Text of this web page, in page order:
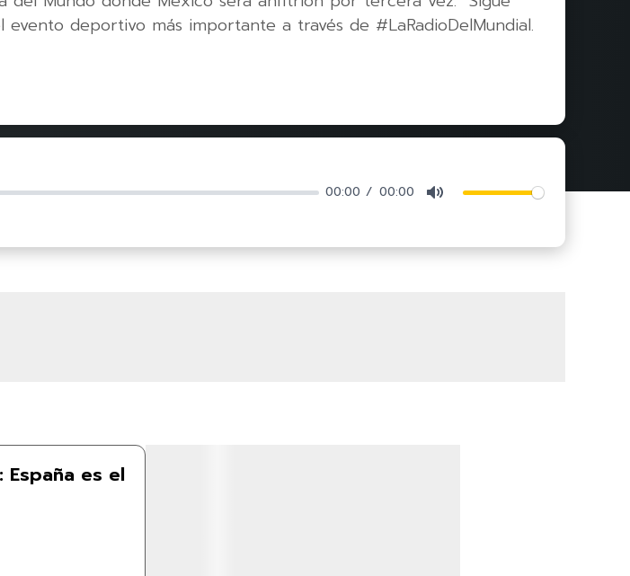
deportivo más importante a través de #LaRadioDelMundial.
00:00 00:00 Mute
España es el